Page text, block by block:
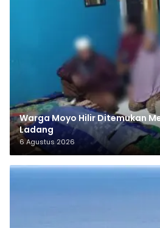
Warga Moyo Hilir Ditemukan
Ladang
6 Agustus 2026